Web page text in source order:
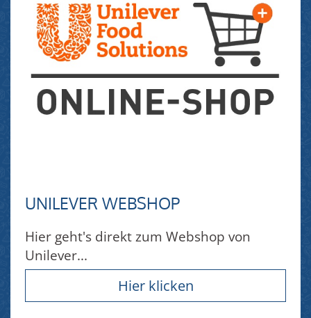
UNILEVER WEBSHOP
Hier geht's direkt zum Webshop von
Unilever...
Hier klicken